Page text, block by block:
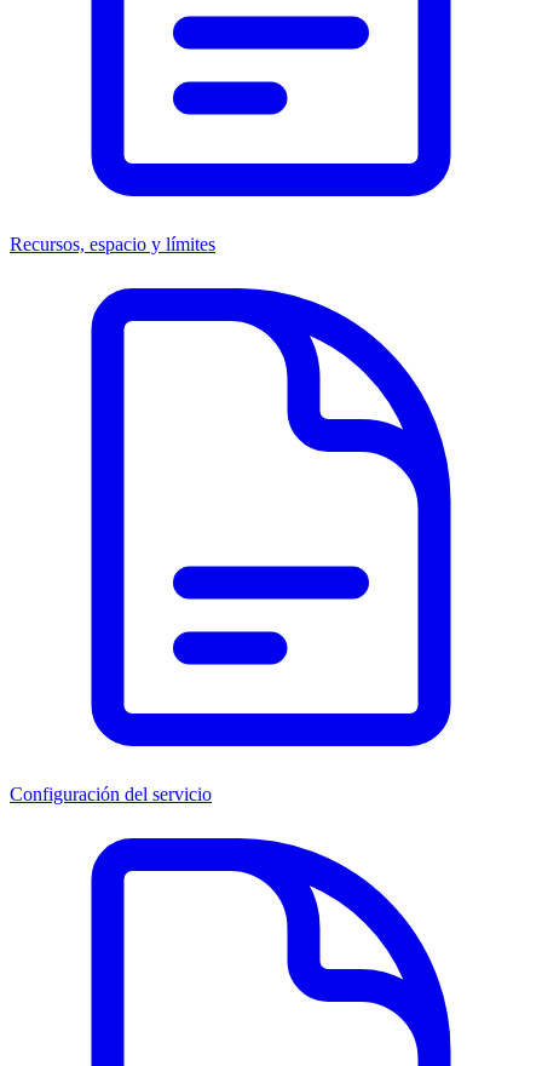
Recursos, espacio y límites
Configuración del servicio